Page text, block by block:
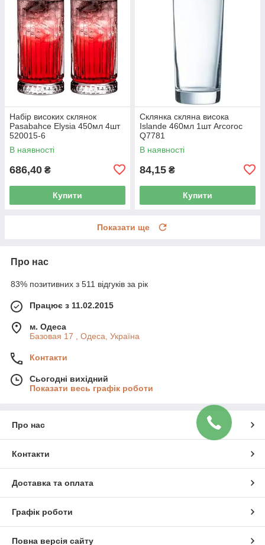
Набір високих склянок
Pasabahce Elysia 450мл 4шт
520015-6
В наявності
686,40 ₴
Купити
Склянка скляна висока
Islande 460мл 1шт Arcoroc
Q7781
В наявності
84,15 ₴
Купити
Показати ще
Про нас
83% позитивних з 511 відгуків за рік
Працює з 11.02.2015
м. Одеса
Базовая 17 , Одеса, Україна
Контакти
Сьогодні вихідний
Показати весь графік роботи
Про нас
Контакти
Доставка та оплата
Графік роботи
Повна версія сайту